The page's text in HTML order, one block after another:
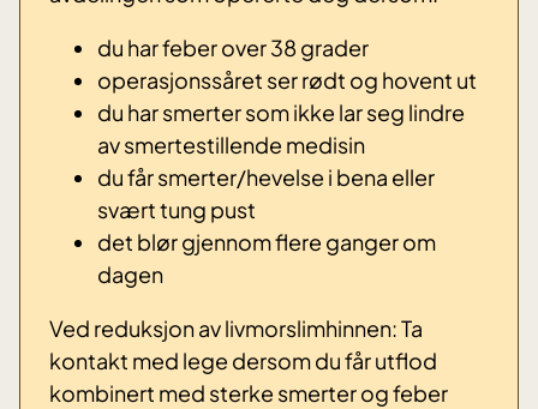
du har feber over 38 grader
operasjonssåret ser rødt og hovent ut
du har smerter som ikke lar seg lindre
av smertestillende medisin
du får smerter/hevelse i bena eller
svært tung pust
det blør gjennom flere ganger om
dagen
Ved reduksjon av livmorslimhinnen: Ta
kontakt med lege dersom du får utflod
kombinert med sterke smerter og feber